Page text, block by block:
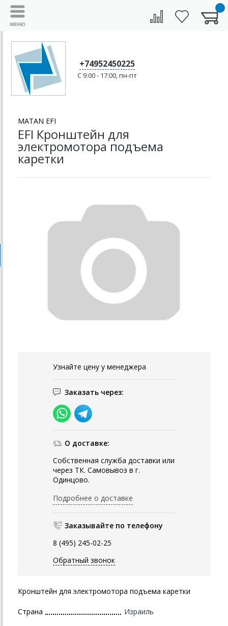
+74952450225
C 9:00 - 17:00, пн-пт
MATAN EFI
EFI Кронштейн для
электромотора подъема
каретки
Узнайте цену у менеджера
Заказать через:
О доставке:
Собственная служба доставки или
через ТК. Самовывоз в г.
Одинцово.
Подробнее о доставке
Заказывайте по телефону
8 (495) 245-02-25
Обратный звонок
Кронштейн для электромотора подъема каретки
Страна Израиль